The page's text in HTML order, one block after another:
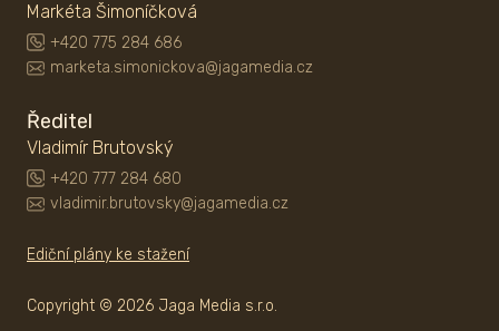
Markéta Šimoníčková
+420 775 284 686
marketa.simonickova@jagamedia.cz
Ředitel
Vladimír Brutovský
+420 777 284 680
vladimir.brutovsky@jagamedia.cz
Ediční plány ke stažení
Copyright © 2026 Jaga Media s.r.o.